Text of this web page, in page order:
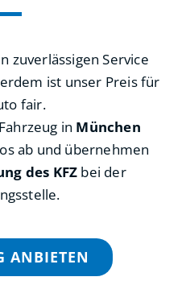
Jetzt
zuverlässigen Service
ist unser Preis für
fair.
in München
ab und übernehmen
des KFZ bei der
ANBIETEN